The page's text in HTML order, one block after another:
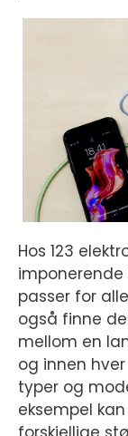
Hos 123
passer for
også finne
mellom en
og innen
typer og
eksempel